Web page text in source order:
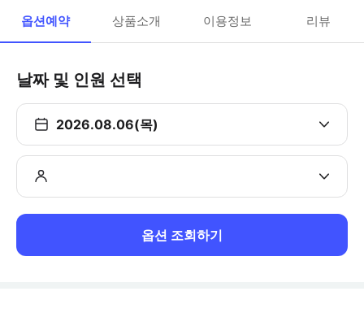
옵션예약 상품소개 이용정보 리뷰
날짜 및 인원 선택
2026.08.06(목)
옵션 조회하기